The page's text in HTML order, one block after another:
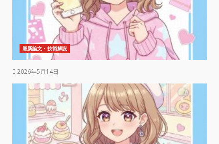
最新論文・技術解説
2026年5月14日